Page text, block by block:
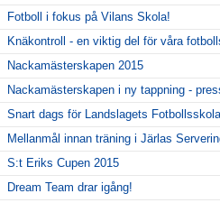
Fotboll i fokus på Vilans Skola!
Knäkontroll - en viktig del för våra
Nackamästerskapen 2015
Nackamästerskapen i ny tappning -
Snart dags för Landslagets
Mellanmål innan träning i Järlas
S:t Eriks Cupen 2015
Dream Team drar igång!